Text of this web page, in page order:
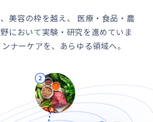
美容の枠を越え、
医療・食品・農
において実験・研究を進めていま
ナーケアを、あらゆる領域へ。